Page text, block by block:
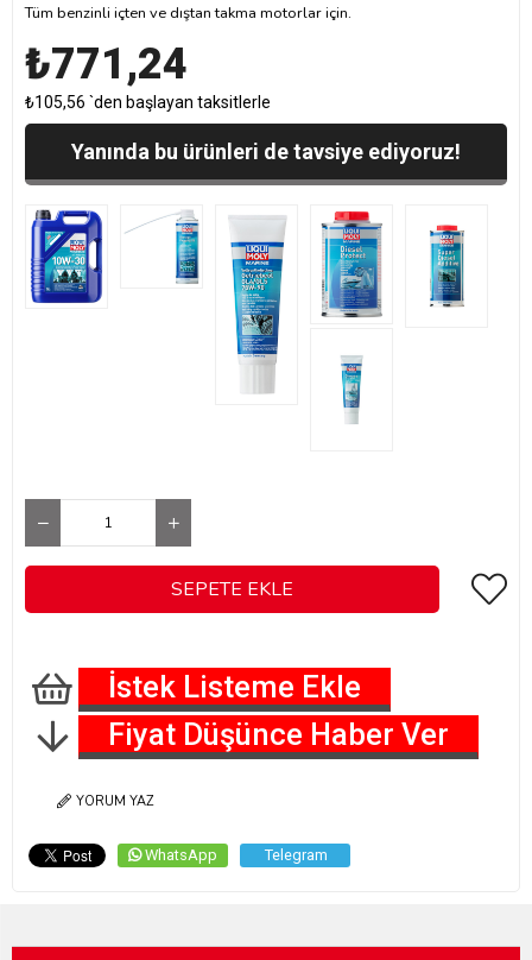
Tüm benzinli içten ve dıştan takma motorlar için.
₺771,24
₺105,56 `den başlayan taksitlerle
Yanında bu ürünleri de tavsiye ediyoruz!
İstek Listeme Ekle
Fiyat Düşünce Haber Ver
YORUM YAZ
WhatsApp Telegram